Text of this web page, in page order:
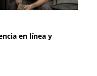
en línea y